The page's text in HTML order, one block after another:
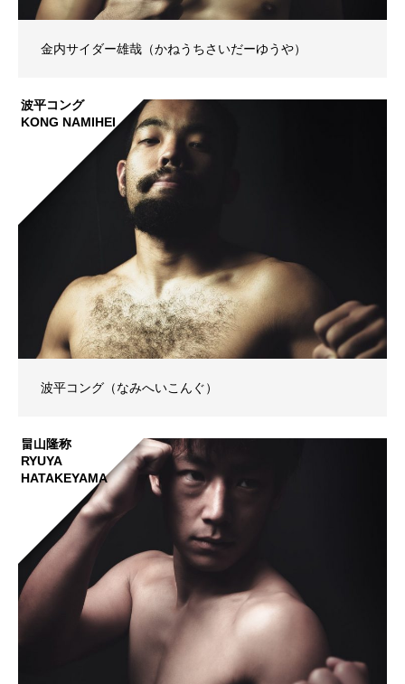
金内サイダー雄哉（かねうちさいだーゆうや）
波平コング
KONG NAMIHEI
波平コング（なみへいこんぐ）
畠山隆称
RYUYA
HATAKEYAMA